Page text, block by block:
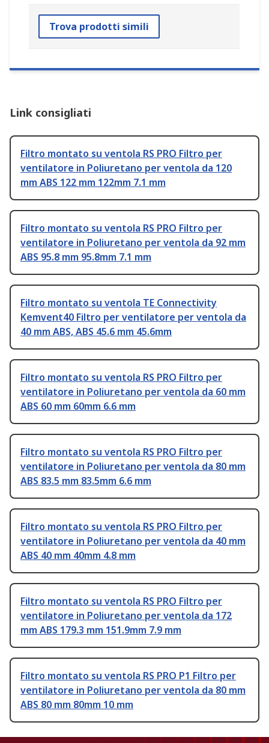
Trova prodotti simili
Link consigliati
Filtro montato su ventola RS PRO Filtro per
ventilatore in Poliuretano per ventola da 120
mm ABS 122 mm 122mm 7.1 mm
Filtro montato su ventola RS PRO Filtro per
ventilatore in Poliuretano per ventola da 92 mm
ABS 95.8 mm 95.8mm 7.1 mm
Filtro montato su ventola TE Connectivity
Kemvent40 Filtro per ventilatore per ventola da
40 mm ABS, ABS 45.6 mm 45.6mm
Filtro montato su ventola RS PRO Filtro per
ventilatore in Poliuretano per ventola da 60 mm
ABS 60 mm 60mm 6.6 mm
Filtro montato su ventola RS PRO Filtro per
ventilatore in Poliuretano per ventola da 80 mm
ABS 83.5 mm 83.5mm 6.6 mm
Filtro montato su ventola RS PRO Filtro per
ventilatore in Poliuretano per ventola da 40 mm
ABS 40 mm 40mm 4.8 mm
Filtro montato su ventola RS PRO Filtro per
ventilatore in Poliuretano per ventola da 172
mm ABS 179.3 mm 151.9mm 7.9 mm
Filtro montato su ventola RS PRO P1 Filtro per
ventilatore in Poliuretano per ventola da 80 mm
ABS 80 mm 80mm 10 mm